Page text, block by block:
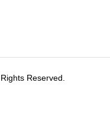
Reserved.